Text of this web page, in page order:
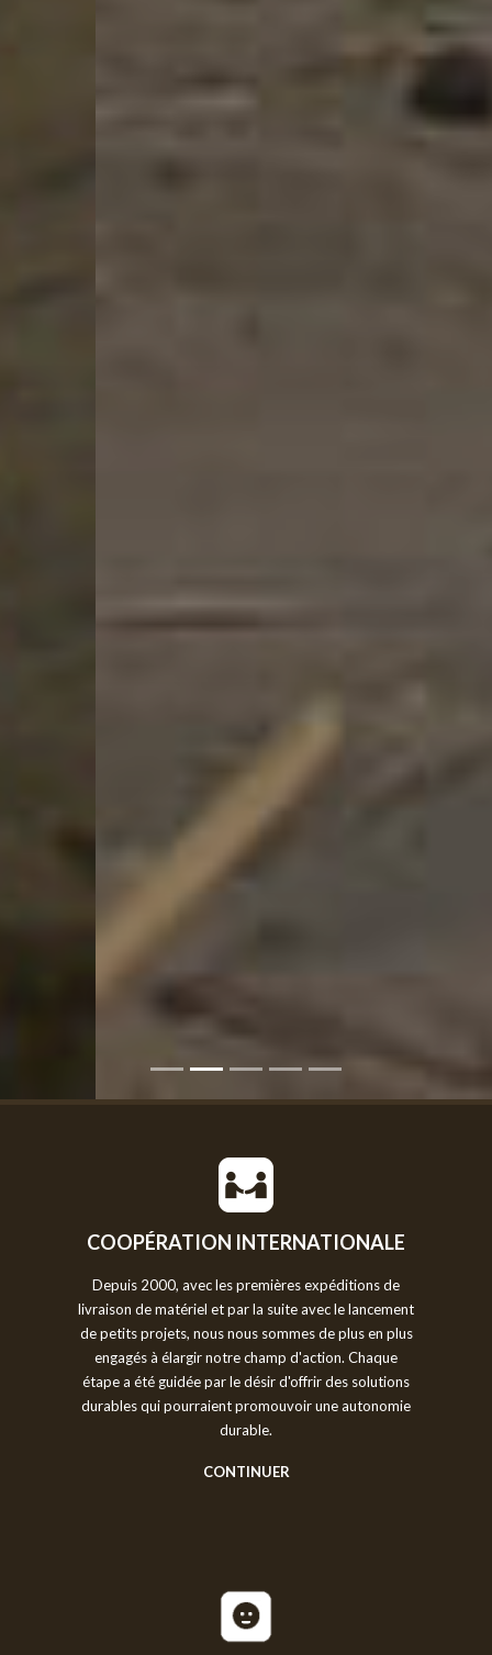
COOPÉRATION INTERNATIONALE
Depuis 2000, avec les premières expéditions de
livraison de matériel et par la suite avec le lancement
de petits projets, nous nous sommes de plus en plus
engagés à élargir notre champ d'action. Chaque
étape a été guidée par le désir d'offrir des solutions
durables qui pourraient promouvoir une autonomie
durable.
CONTINUER